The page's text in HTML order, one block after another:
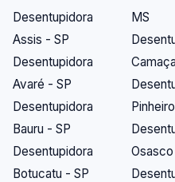
Desentupidora
Assis - SP
Desentupidora
Avaré - SP
Desentupidora
Bauru - SP
Desentupidora
Botucatu - SP
MS